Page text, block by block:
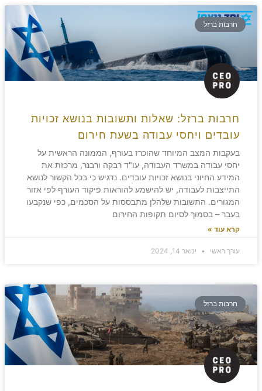
חרבות ברזל
חרבות ברזל: שאלות ותשובות בנושא זכויות
עובדים ויחסי עבודה בשעת חירום
בעקבות המצב המיוחד שהוכרז בעורף, הממונה הראשית על
יחסי עבודה במשרד העבודה, עו"ד רבקה ורבנר, מרכזת את
המידע החיוני בנושא זכויות עובדים. נדגיש כי בכל הקשור לנושא
התייצבות לעבודה, יש להישמע להוראות פיקוד העורף לפי אזור
המגורים. התשובות שלהלן מתבססות על הסכמים, כפי שנקבעו
בעבר – בסמוך לסיום תקופות החירום
קרא עוד »
עורך ראשי ינואר 14, 2024
חרבות ברזל